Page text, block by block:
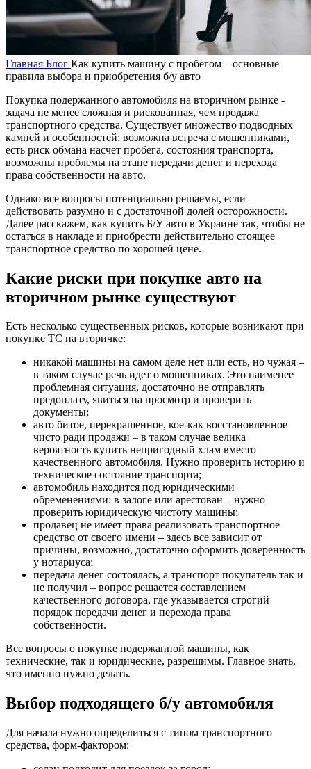
Главная Блог Как купить машину с пробегом – основные
правила выбора и приобретения б/у авто
Покупка подержанного автомобиля на вторичном рынке -
задача не менее сложная и рискованная, чем продажа
транспортного средства. Существует множество подводных
камней и особенностей: возможна встреча с мошенниками,
есть риск обмана насчет пробега, состояния транспорта,
возможны проблемы на этапе передачи денег и перехода
права собственности на авто.
Однако все вопросы потенциально решаемы, если
действовать разумно и с достаточной долей осторожности.
Далее расскажем, как купить Б/У авто в Украине так, чтобы не
остаться в накладе и приобрести действительно стоящее
транспортное средство по хорошей цене.
Какие риски при покупке авто на
вторичном рынке существуют
Есть несколько существенных рисков, которые возникают при
покупке ТС на вторичке:
никакой машины на самом деле нет или есть, но чужая –
в таком случае речь идет о мошенниках. Это наименее
проблемная ситуация, достаточно не отправлять
предоплату, явиться на просмотр и проверить
документы;
авто битое, перекрашенное, кое-как восстановленное
чисто ради продажи – в таком случае велика
вероятность купить непригодный хлам вместо
качественного автомобиля. Нужно проверить историю и
техническое состояние транспорта;
автомобиль находится под юридическими
обременениями: в залоге или арестован – нужно
проверить юридическую чистоту машины;
продавец не имеет права реализовать транспортное
средство от своего имени – здесь все зависит от
причины, возможно, достаточно оформить доверенность
у нотариуса;
передача денег состоялась, а транспорт покупатель так и
не получил – вопрос решается составлением
качественного договора, где указывается строгий
порядок передачи денег и перехода права
собственности.
Все вопросы о покупке подержанной машины, как
технические, так и юридические, разрешимы. Главное знать,
что именно нужно делать.
Выбор подходящего б/у автомобиля
Для начала нужно определиться с типом транспортного
средства, форм-фактором: